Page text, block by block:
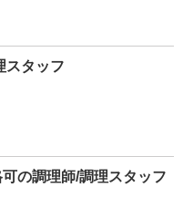
スタッフ
の調理師/調理スタッフ